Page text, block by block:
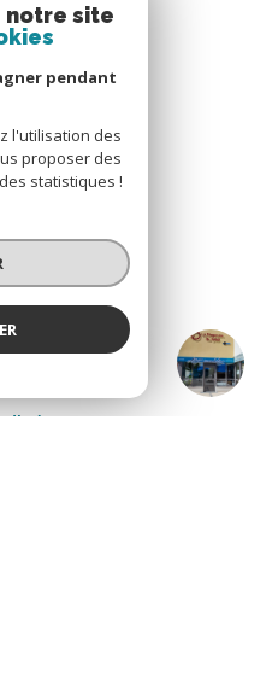
Immobilier
88
notre site
pendant
l'utilisation des
proposer des
statistiques !